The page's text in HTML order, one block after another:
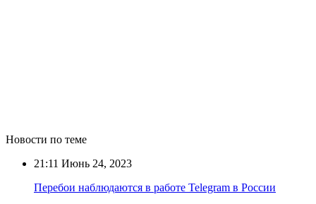
Новости по теме
21:11 Июнь 24, 2023
Перебои наблюдаются в работе Telegram в России